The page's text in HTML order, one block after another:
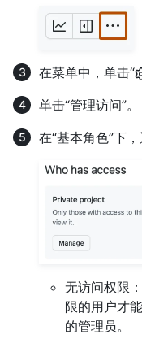
在菜单中，单击“
单击“管理访问”。
在“基本角色”下，
无访问权限
限的用户才
的管理员。